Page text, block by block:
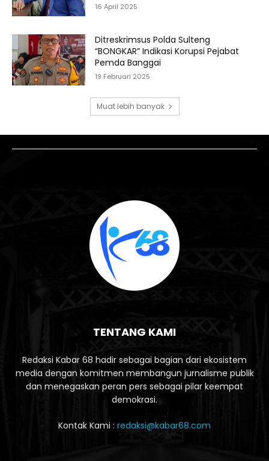
16 April 2025
Ditreskrimsus Polda Sulteng
“BONGKAR” Indikasi Korupsi Pejabat
Pemda Banggai
19 Februari 2025
Muat lebih banyak
TENTANG KAMI
Redaksi Kabar 68 hadir sebagai bagian dari ekosistem
media dengan komitmen membangun jurnalisme publik
dan menegaskan peran pers sebagai pilar keempat
demokrasi.
Kontak Kami : redaksi@kabar68.com